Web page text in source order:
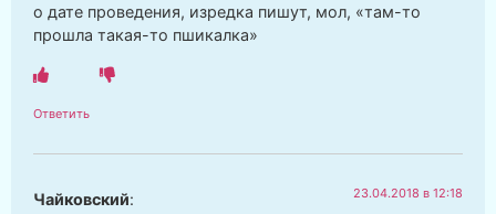
о дате проведения, изредка пишут, мол, «там-то
прошла такая-то пшикалка»
Ответить
Чайковский: 23.04.2018 в 12:18